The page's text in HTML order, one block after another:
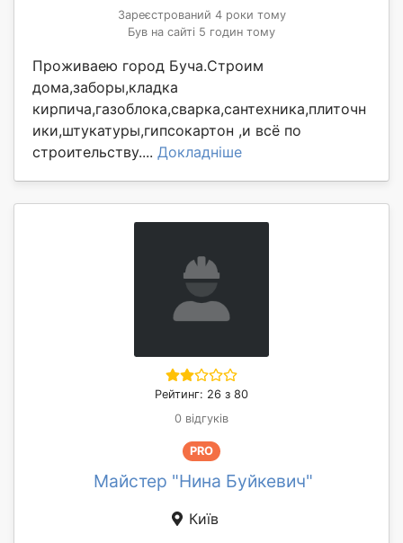
Зареєстрований 4 роки тому
Був на сайті 5 годин тому
Проживаею город Буча.Строим
дома,заборы,кладка
кирпича,газоблока,сварка,сантехника,плиточн
ики,штукатуры,гипсокартон ,и всё по
строительству.... Докладніше
Рейтинг: 26 з 80
0 відгуків
PRO
Майстер "Нина Буйкевич"
Київ